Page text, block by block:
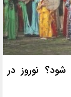
نوروز در